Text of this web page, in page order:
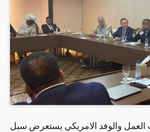
العمل والوفد الامريكي يستعرض سبل